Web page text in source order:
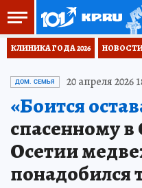
КЛИНИКА ГОДА 2026
ДОМ. СЕМЬЯ 20 апреля 2026
«Боится
спасенному
Осетии
понадобился